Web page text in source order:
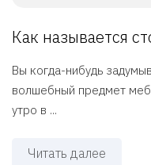
Как называется
Вы когда-нибудь
волшебный предмет
утро в ...
Читать далее